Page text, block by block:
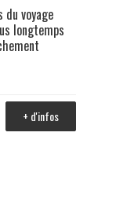
du voyage
longtemps
+ d'infos